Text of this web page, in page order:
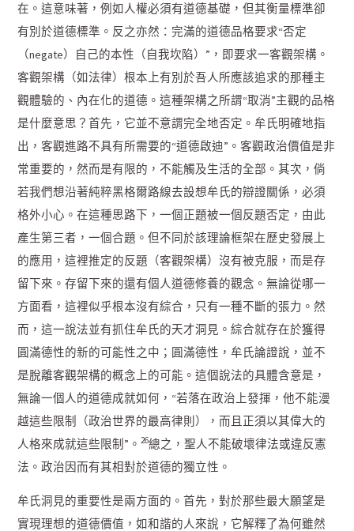
在。這意味著，例如人權必須有道德基礎，但其衡量標準卻
有別於道德標準。反之亦然：完滿的道德品格要求“否定
（negate）自己的本性（自我坎陷）”，即要求一客觀架構。
客觀架構（如法律）根本上有別於吾人所應該追求的那種主
觀體驗的、內在化的道德。這種架構之所謂“取消”主觀的品格
是什麼意思？首先，它並不意謂完全地否定。牟氏明確地指
出，客觀進路不具有所需要的“道德啟迪”。客觀政治價值是非
常重要的，然而是有限的，不能觸及生活的全部。其次，倘
若我們想沿著純粹黑格爾路線去設想牟氏的辯證關係，必須
格外小心。在這種思路下，一個正題被一個反題否定，由此
產生第三者，一個合題。但不同於該理論框架在歷史發展上
的應用，這裡推定的反題（客觀架構）沒有被克服，而是存
留下來。存留下來的還有個人道德修養的觀念。無論從哪一
方面看，這裡似乎根本沒有綜合，只有一種不斷的張力。然
而，這一說法並有抓住牟氏的天才洞見。綜合就存在於獲得
圓滿德性的新的可能性之中；圓滿德性，牟氏論證說，並不
是脫離客觀架構的概念上的可能。這個說法的具體含意是，
無論一個人的道德成就如何，“若落在政治上發揮，他不能漫
越這些限制（政治世界的最高律則），而且正須以其偉大的
人格來成就這些限制”。26總之，聖人不能破壞律法或違反憲
法。政治因而有其相對於道德的獨立性。
牟氏洞見的重要性是兩方面的。首先，對於那些最大願望是
實現理想的道德價值，如和諧的人來說，它解釋了為何雖然